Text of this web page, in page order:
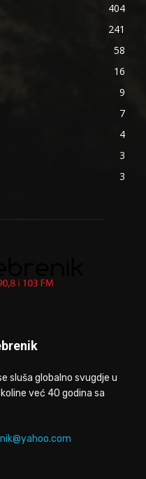
404
241
58
16
9
7
4
3
3
sluša globalno svugdje u
već 40 godina sa